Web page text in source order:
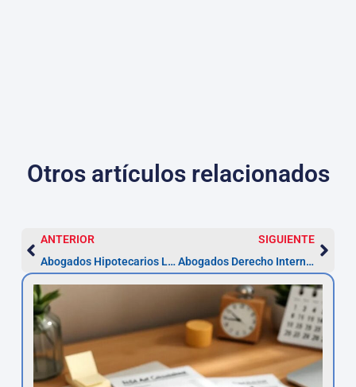
Otros artículos relacionados
ANTERIOR
Abogados Hipotecarios La Laguna — Reclamaciones y plazos
SIGUIENTE
Abogados Derecho Internacional La Laguna — Guía y presupuesto